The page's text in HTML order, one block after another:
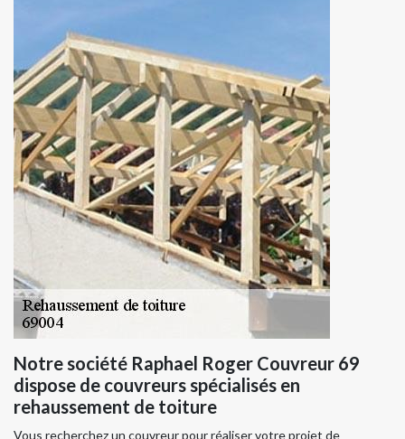
Notre société Raphael Roger Couvreur 69
dispose de couvreurs spécialisés en
rehaussement de toiture
Vous recherchez un couvreur pour réaliser votre projet de